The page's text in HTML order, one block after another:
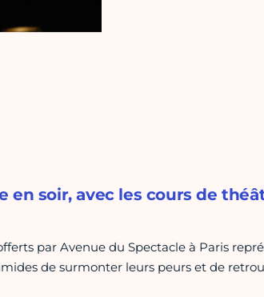
en soir, avec les cours de
par Avenue du Spectacle à Paris
de surmonter leurs peurs et de